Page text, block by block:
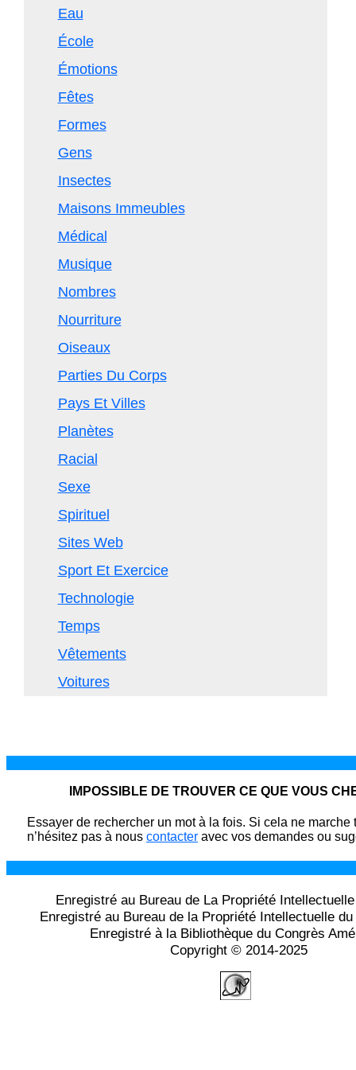
Eau
École
Émotions
Fêtes
Formes
Gens
Insectes
Maisons Immeubles
Médical
Musique
Nombres
Nourriture
Oiseaux
Parties Du Corps
Pays Et Villes
Planètes
Racial
Sexe
Spirituel
Sites Web
Sport Et Exercice
Technologie
Temps
Vêtements
Voitures
IMPOSSIBLE DE TROUVER CE QUE VOUS
Essayer de rechercher un mot à la fois. Si cela ne marche
n’hésitez pas à nous contacter avec vos demandes ou
Enregistré au Bureau de La Propriété
Enregistré au Bureau de la Propriété Intellectuelle
Enregistré à la Bibliothèque du Congrès
Copyright © 2014-2025